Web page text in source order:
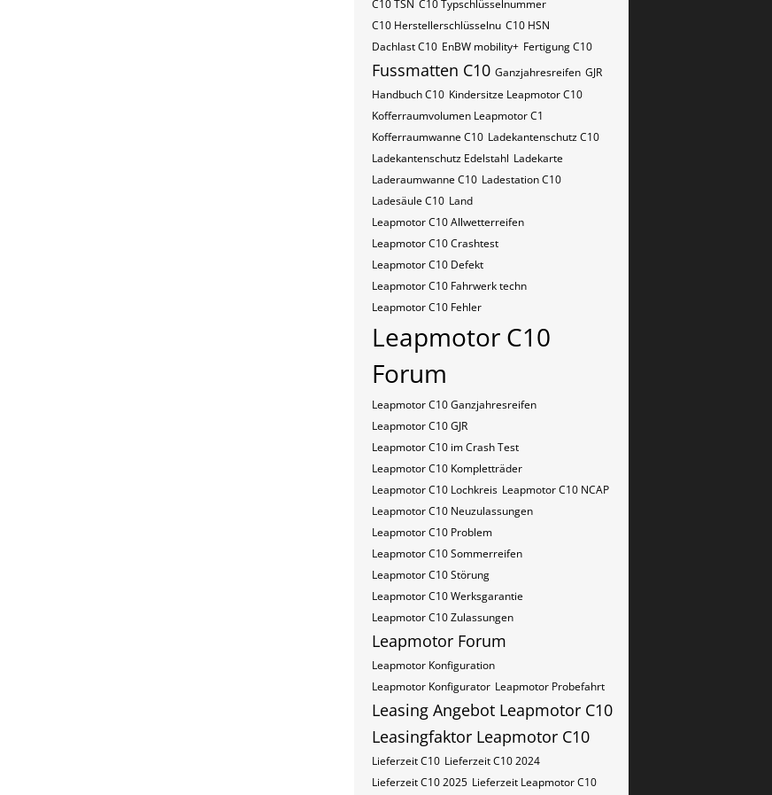
C10​​​​ TSN C10​​​​ Typschlüsselnummer
C10​​​​​ Herstellerschlüsselnu C10​​​​​ HSN
Dachlast C10 EnBW mobility+ Fertigung C10
Fussmatten C10 Ganzjahresreifen GJR
Handbuch C10 Kindersitze Leapmotor C10
Kofferraumvolumen Leapmotor C1
Kofferraumwanne C10 Ladekantenschutz C10
Ladekantenschutz Edelstahl Ladekarte
Laderaumwanne C10 Ladestation C10
Ladesäule C10 Land
Leapmotor C10 Allwetterreifen
Leapmotor C10 Crashtest
Leapmotor C10 Defekt
Leapmotor C10 Fahrwerk techn
Leapmotor C10 Fehler
Leapmotor C10
Forum
Leapmotor C10 Ganzjahresreifen
Leapmotor C10 GJR
Leapmotor C10 im Crash Test
Leapmotor C10 Kompletträder
Leapmotor C10 Lochkreis Leapmotor C10 NCAP
Leapmotor C10 Neuzulassungen
Leapmotor C10 Problem
Leapmotor C10 Sommerreifen
Leapmotor C10 Störung
Leapmotor C10 Werksgarantie
Leapmotor C10 Zulassungen
Leapmotor Forum
Leapmotor Konfiguration
Leapmotor Konfigurator Leapmotor Probefahrt
Leasing Angebot Leapmotor C10
Leasingfaktor Leapmotor C10
Lieferzeit C10 Lieferzeit C10 2024
Lieferzeit C10 2025 Lieferzeit Leapmotor C10